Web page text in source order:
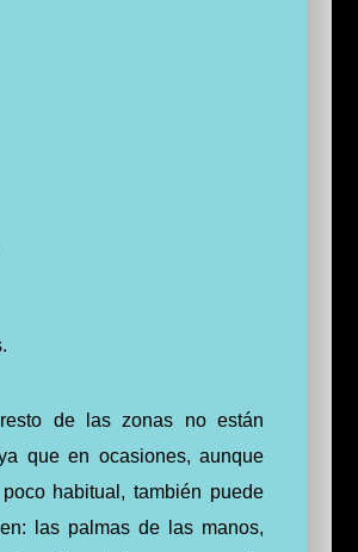
de las zonas no están
que en ocasiones, aunque
habitual, también puede
las palmas de las manos,